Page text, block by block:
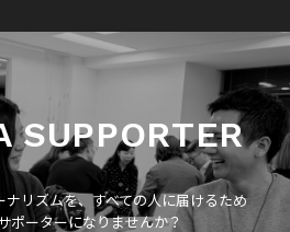
SUPPORTER
リズムを、すべての人に届けるため
ポーターになりませんか？